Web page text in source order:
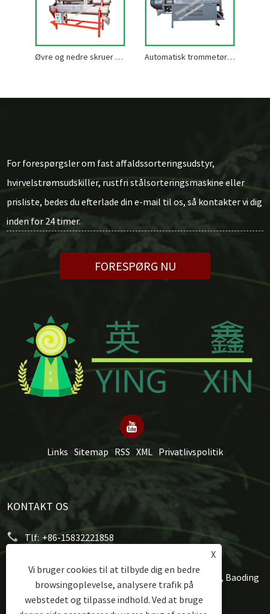
Øvre og nedre skruer tørretumbler Automatisk trommetørrer
For forespørgsler om fast affaldssorteringsudstyr,
hvirvelstrømsudskiller, rustfri stålsorteringsmaskine eller
prisliste, bedes du efterlade din e-mail til os, så kontakter vi dig
inden for 24 timer.
FORESPØRG NU
Links Sitemap RSS XML Privatlivspolitik
KONTAKT OS
Tlf: +86-15832221858
Adresse:
Taoyuan West Street, Shunping County, Baoding
City, Hebei-provinsen, Kina
X
Vi bruger cookies til at tilbyde dig en bedre
browsingoplevelse, analysere trafik på
webstedet og tilpasse indhold. Ved at bruge